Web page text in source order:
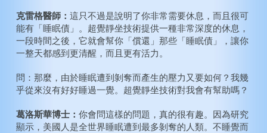
克雷格醫師：這只不過是說明了你非常需要休息，而且很可
能有「睡眠債」。超覺靜坐技術提供一種非常深度的休息，
一段時間之後，它就會幫你「償還」那些「睡眠債」，讓你
一整天都感到更清醒，而且更有活力。
問：那麼，由於睡眠遭到剝奪而產生的壓力又要如何？我幾
乎從來沒有好好睡過一覺。超覺靜坐技術對我會有幫助嗎？
葛洛斯華博士：你會問這樣的問題，真的很有趣。因為研究
顯示，美國人是全世界睡眠遭到最多剝奪的人類。不睡覺而